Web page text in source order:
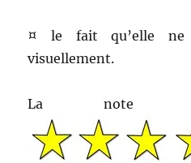
¤ le fait qu’elle ne
visuellement.
La note de